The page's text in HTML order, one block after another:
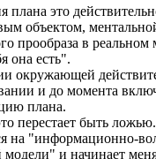
плана это
объектом,
прообраза в
она есть".
окружающей
и до момента
плана.
перестает быть
на "информационно-
и начинает